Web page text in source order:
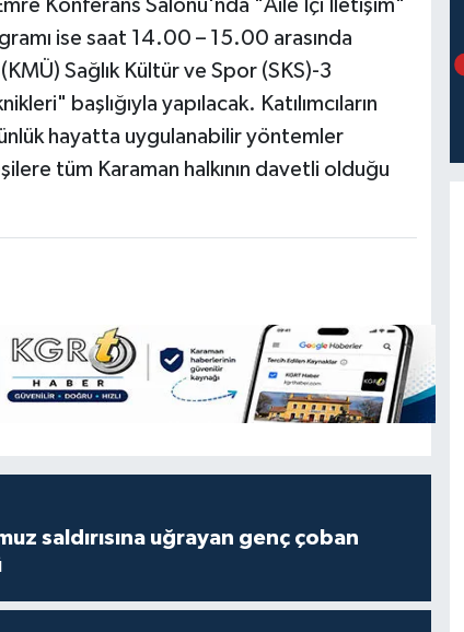
Konferans Salonu'nda "Aile İçi İletişim"
ise saat 14.00 – 15.00 arasında
Sağlık Kültür ve Spor (SKS)-3
başlığıyla yapılacak. Katılımcıların
hayatta uygulanabilir yöntemler
tüm Karaman halkının davetli olduğu
saldırısına uğrayan genç çoban